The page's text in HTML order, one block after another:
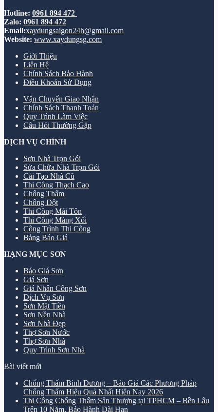
Hotline: 0961 894 472
Zalo: 0961 894 472
Email:xaydungsaigon24h@gmail.com
Website: www.xaydungsg.com
Giới Thiệu
Liên Hệ
Chính Sách Bảo Hành
Điều Khoản Sử Dụng
Vận Chuyển Giao Nhận
Chính Sách Thanh Toán
Quy Trình Làm Việc
Câu Hỏi Thường Gặp
DỊCH VỤ CHÍNH
Sơn Nhà Trọn Gói
Sửa Chữa Nhà Trọn Gói
Cải Tạo Nhà Cũ
Thi Công Thạch Cao
Chống Thấm
Chống Dột
Thi Công Mái Tôn
Thi Công Máng Xối
Công Trình Thi Công
Bảng Báo Giá
HẠNG MỤC SƠN
Báo Giá Sơn
Giá Sơn
Giá Nhân Công Sơn
Dịch Vụ Sơn
Sơn Mặt Tiền
Sơn Nền Nhà
Sơn Nhà Đẹp
Thợ Sơn Nước
Thợ Sơn Nhà
Quy Trình Sơn Nhà
Bài viết mới
Chống Thấm Bình Dương – Báo Giá Các Phương Pháp
Chống Thấm Hiệu Quả Nhất Hiện Nay 2026
Thi Công Chống Thấm Sân Thượng tại TPHCM – Bền Lâu
Trên 10 Năm, Bảo Hành Dài Hạn